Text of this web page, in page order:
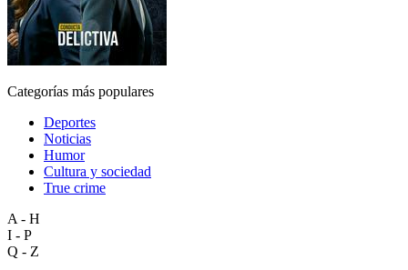
Categorías más populares
Deportes
Noticias
Humor
Cultura y sociedad
True crime
A - H
I - P
Q - Z